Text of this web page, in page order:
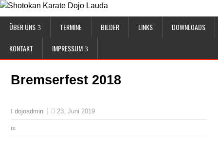
ÜBER UNS TERMINE BILDER LINKS DOWNLOADS
KONTAKT IMPRESSUM
Bremserfest 2018
dojoadmin 23. Juni 2019